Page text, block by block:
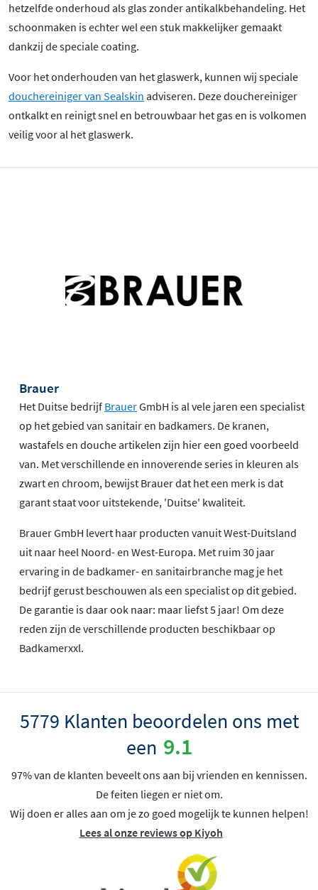
hetzelfde onderhoud als glas zonder antikalkbehandeling. Het
schoonmaken is echter wel een stuk makkelijker gemaakt
dankzij de speciale coating.
Voor het onderhouden van het glaswerk, kunnen wij speciale
douchereiniger van Sealskin adviseren. Deze douchereiniger
ontkalkt en reinigt snel en betrouwbaar het gas en is volkomen
veilig voor al het glaswerk.
Brauer
Het Duitse bedrijf BrauerGmbH is al vele jaren een specialist
op het gebied van sanitair en badkamers. De kranen,
wastafels en douche artikelen zijn hier een goed voorbeeld
van. Met verschillende en innoverende series in kleuren als
zwart en chroom, bewijst Brauer dat het een merk is dat
garant staat voor uitstekende, 'Duitse' kwaliteit.
Brauer GmbH levert haar producten vanuit West-Duitsland
uit naar heel Noord- en West-Europa. Met ruim 30 jaar
ervaring in de badkamer- en sanitairbranche mag je het
bedrijf gerust beschouwen als een specialist op dit gebied.
De garantie is daar ook naar: maar liefst 5 jaar! Om deze
reden zijn de verschillende producten beschikbaar op
Badkamerxxl.
5779 Klanten beoordelen ons met
een 9.1
97% van de klanten beveelt ons aan bij vrienden en kennissen.
De feiten liegen er niet om.
Wij doen er alles aan om je zo goed mogelijk te kunnen helpen!
Lees al onze reviews op Kiyoh